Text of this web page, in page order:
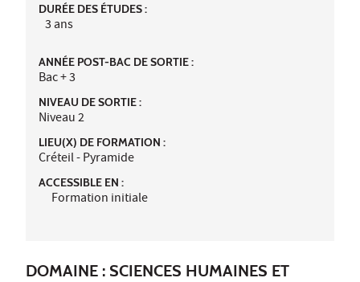
DURÉE DES ÉTUDES :
3 ans
ANNÉE POST-BAC DE SORTIE :
Bac + 3
NIVEAU DE SORTIE :
Niveau 2
LIEU(X) DE FORMATION :
Créteil - Pyramide
ACCESSIBLE EN :
Formation initiale
DOMAINE : SCIENCES HUMAINES ET